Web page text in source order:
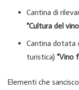
Cantina di
“Cultura del
Cantina dotata
turistica) “Vino
Elementi che